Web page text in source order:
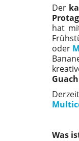
Der
hat
oder
Was